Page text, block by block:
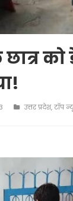
उत्तर प्रदेश,टॉप